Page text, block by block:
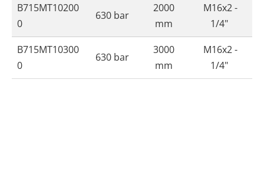
B715MT10200
0
630 bar
2000
mm
M16x2 -
1/4"
B715MT10300
0
630 bar
3000
mm
M16x2 -
1/4"